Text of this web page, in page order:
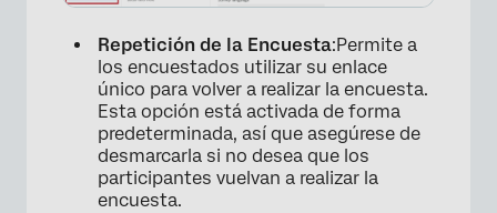
Repetición de la Encuesta:Permite a
los encuestados utilizar su enlace
único para volver a realizar la encuesta.
Esta opción está activada de forma
predeterminada, así que asegúrese de
desmarcarla si no desea que los
participantes vuelvan a realizar la
encuesta.